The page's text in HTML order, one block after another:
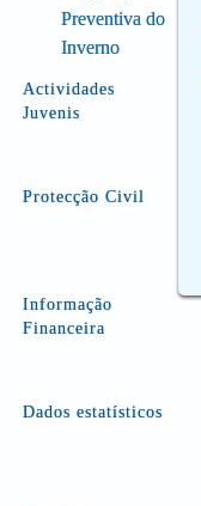
Preventiva do
Inverno
Actividades
Juvenis
Protecção Civil
Informação
Financeira
Dados estatísticos